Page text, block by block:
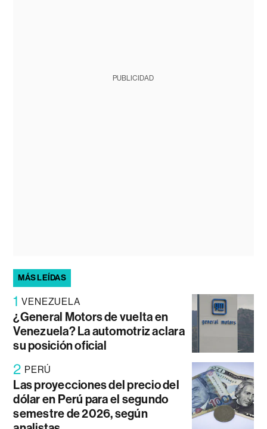
PUBLICIDAD
MÁS LEÍDAS
1 VENEZUELA
¿General Motors de vuelta en
Venezuela? La automotriz aclara
su posición oficial
2 PERÚ
Las proyecciones del precio del
dólar en Perú para el segundo
semestre de 2026, según